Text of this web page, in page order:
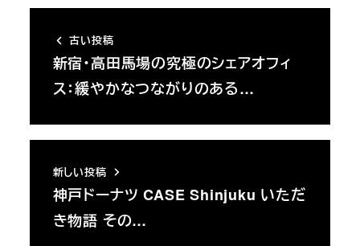
古い投稿
新宿・高田馬場の究極のシェアオフィ
ス：緩やかなつながりのある…
新しい投稿
神戸ドーナツ CASE Shinjuku いただ
き物語 その…